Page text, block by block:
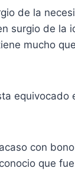
de la
surgio de la
mucho
con
que